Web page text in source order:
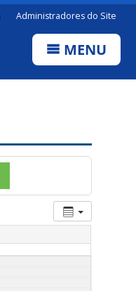
Administradores do Site
MENU